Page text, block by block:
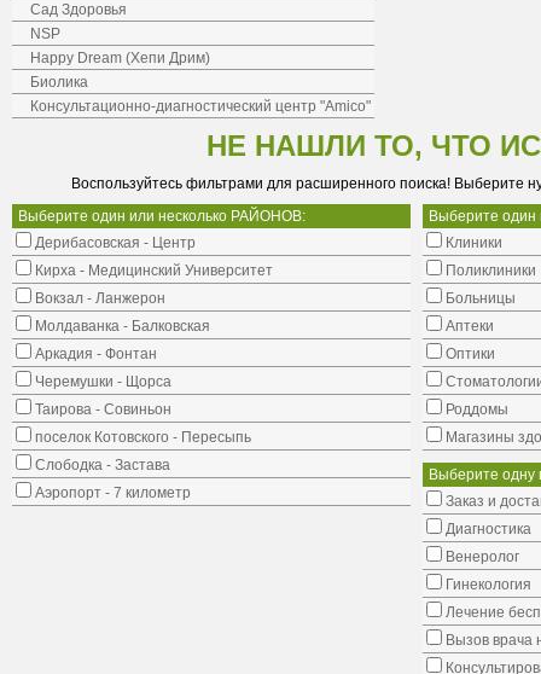
Сад Здоровья
NSP
Happy Dream (Хепи Дрим)
Биолика
Консультационно-диагностический центр "Amico"
НЕ НАШЛИ ТО, ЧТО
Воспользуйтесь фильтрами для расширенного поиска! Выберите
Выберите один или несколько РАЙОНОВ:
Дерибасовская - Центр
Кирха - Медицинский Университет
Вокзал - Ланжерон
Молдаванка - Балковская
Аркадия - Фонтан
Черемушки - Щорса
Таирова - Совиньон
поселок Котовского - Пересыпь
Слободка - Застава
Аэропорт - 7 километр
Выберите
Клиники
Поликлиники
Больницы
Аптеки
Оптики
Роддомы
Магазины
Выберите одну
Заказ и
Диагностика
Венеролог
Гинекология
Лечение
Вызов врача